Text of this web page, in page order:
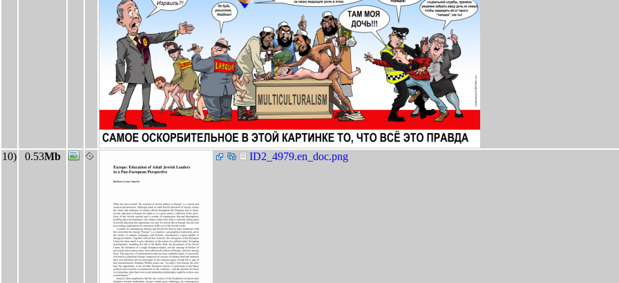
10) 0.53Mb ID2_4979.en_doc.png